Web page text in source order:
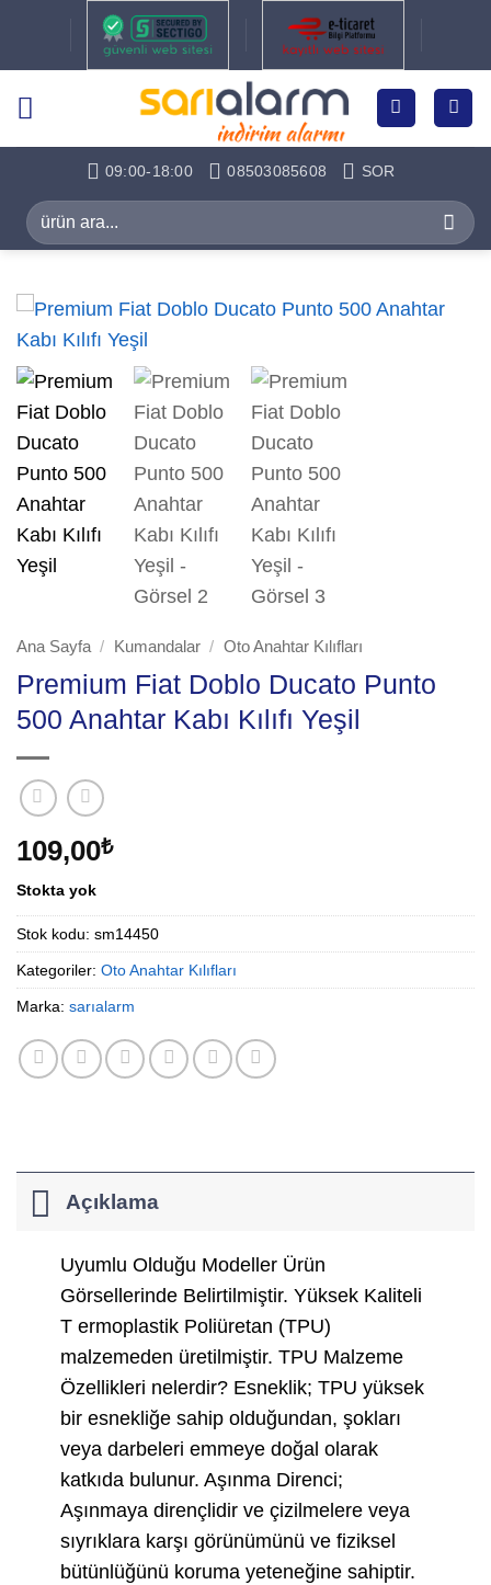
09:00-18:00 08503085608 SOR
Ara:
Ana Sayfa / Kumandalar / Oto Anahtar Kılıfları
Premium Fiat Doblo Ducato Punto
500 Anahtar Kabı Kılıfı Yeşil
109,00₺
Stokta yok
Stok kodu: sm14450
Kategoriler: Oto Anahtar Kılıfları
Marka: sarıalarm
Açıklama
Uyumlu Olduğu Modeller Ürün
Görsellerinde Belirtilmiştir. Yüksek Kaliteli
T ermoplastik Poliüretan (TPU)
malzemeden üretilmiştir. TPU Malzeme
Özellikleri nelerdir? Esneklik; TPU yüksek
bir esnekliğe sahip olduğundan, şokları
veya darbeleri emmeye doğal olarak
katkıda bulunur. Aşınma Direnci;
Aşınmaya dirençlidir ve çizilmelere veya
sıyrıklara karşı görünümünü ve fiziksel
bütünlüğünü koruma yeteneğine sahiptir.